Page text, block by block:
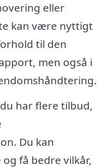
eller
kan være nyttigt
til den
men også i
har flere tilbud,
Du kan
få bedre vilkår,